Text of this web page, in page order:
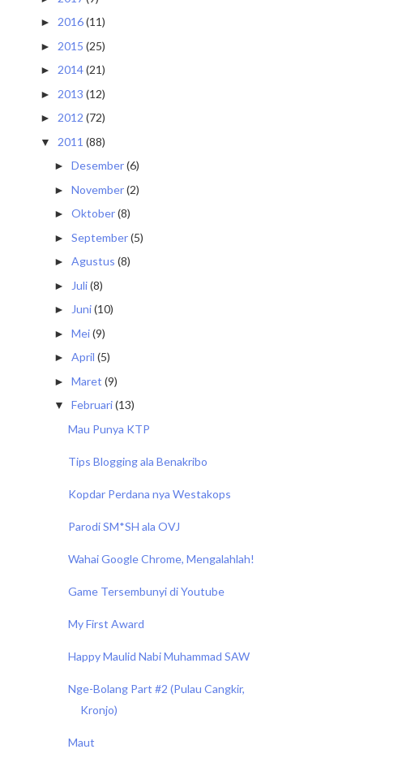
► 2016(11)
► 2015 (25)
► 2014(21)
► 2013 (12)
► 2012 (72)
▼ 2011 (88)
► Desember(6)
► November(2)
► Oktober(8)
► September(5)
► Agustus (8)
► Juli(8)
► Juni(10)
► Mei(9)
► April (5)
► Maret (9)
▼ Februari(13)
Mau Punya KTP
Tips Blogging ala Benakribo
Kopdar Perdana nya Westakops
Parodi SM*SH ala OVJ
Wahai Google Chrome, Mengalahlah!
Game Tersembunyi di Youtube
My First Award
Happy Maulid Nabi Muhammad SAW
Nge-Bolang Part #2 (Pulau Cangkir,
Kronjo)
Maut